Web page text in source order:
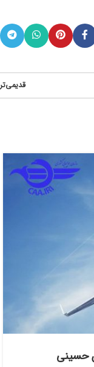
قدیمی‌تر
حسینی